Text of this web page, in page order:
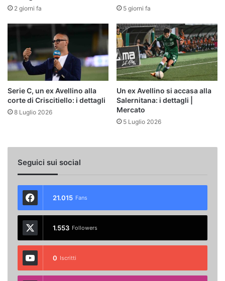
2 giorni fa 5 giorni fa
Serie C, un ex Avellino alla
corte di Criscitiello: i dettagli
8 Luglio 2026
Un ex Avellino si accasa alla
Salernitana: i dettagli |
Mercato
5 Luglio 2026
Seguici sui social
21.015 Fans
1.553 Followers
0 Iscritti